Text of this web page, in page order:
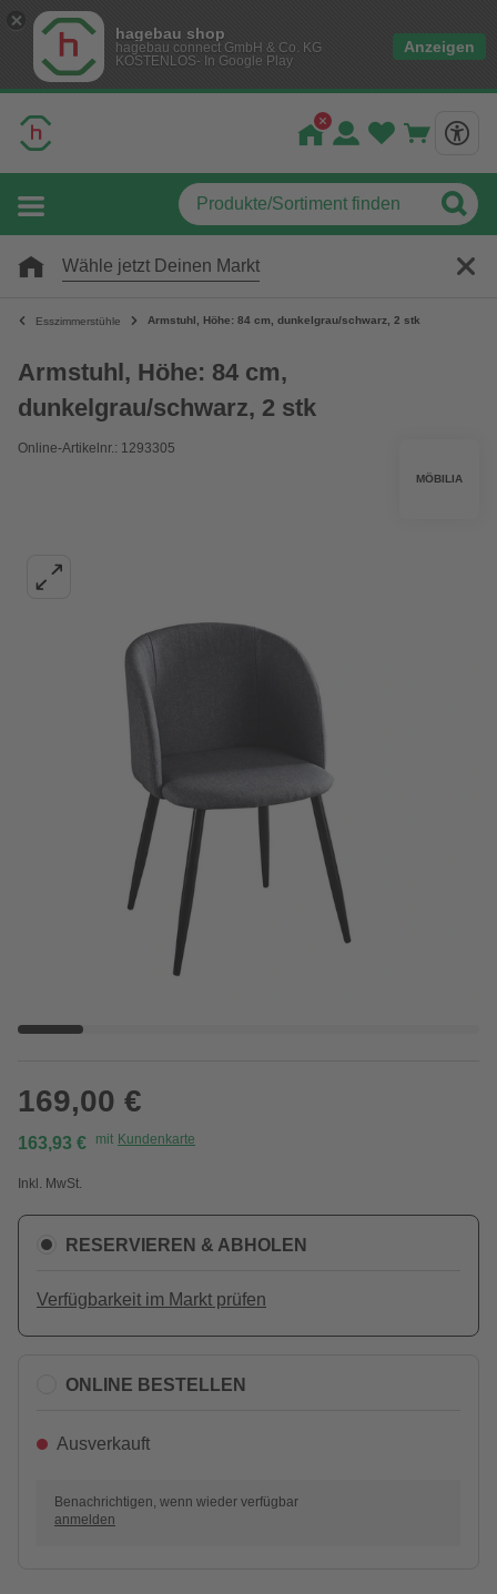
hagebau shop
hagebau connect GmbH & Co. KG
KOSTENLOS- In Google Play
Anzeigen
Wähle jetzt Deinen Markt
Esszimmerstühle Armstuhl, Höhe: 84 cm, dunkelgrau/schwarz, 2 stk
Armstuhl, Höhe: 84 cm,
dunkelgrau/schwarz, 2 stk
Online-Artikelnr.: 1293305
MÖBILIA
169,00 €
163,93 € mit Kundenkarte
Inkl. MwSt.
RESERVIEREN & ABHOLEN
Verfügbarkeit im Markt prüfen
ONLINE BESTELLEN
Ausverkauft
Benachrichtigen, wenn wieder verfügbar
anmelden